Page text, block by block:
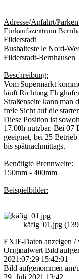
Adresse/Anfahrt/Parken:
Einkaufszentrum
Filderstadt
Bushaltestelle Nord-
Filderstadt-Bernhausen
Beschreibung:
Vom Supermarkt
läuft Richtung
Straßenseite kann man
freie Sicht auf die
Diese Position ist
17.00h nutzbar. Bei 07
geeignet, bei 25
bis spätnachmittags.
Benötigte Brennweite:
150mm - 400mm
Beispielbilder:
käfig_01.jpg
EXIF-Daten anzeigen /
Originalwert Bild
2021:07:29 15:42:01
Bild aufgenommen am/
29. Juli 2021 13:42